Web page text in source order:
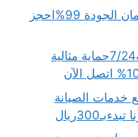
شركة رش حشرات بالرياض بضمان الجودة 99%احجز
شركة عزل خزانات بالخرج خدمة7/24حماية مثالية
خدمات الصيانة